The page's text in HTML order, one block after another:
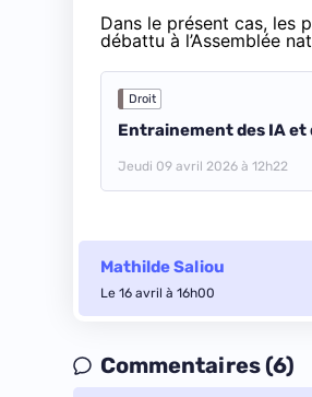
Dans le présent cas, les
débattu à l’Assemblée
Droit
Entrainement des IA et
Jeudi 09 avril 2026 à 12h22
Mathilde Saliou
Le 16 avril à 16h00
Commentaires (6)